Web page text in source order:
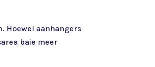
Hoewel aanhangers
baie meer